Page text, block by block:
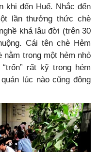
khi đến Huế. Nhắc đến
lần thưởng thức chè
khá lâu đời (trên 30
Cái tên chè Hẻm
trong một hẻm nhỏ
rất kỹ trong hẻm
lúc nào cũng đông